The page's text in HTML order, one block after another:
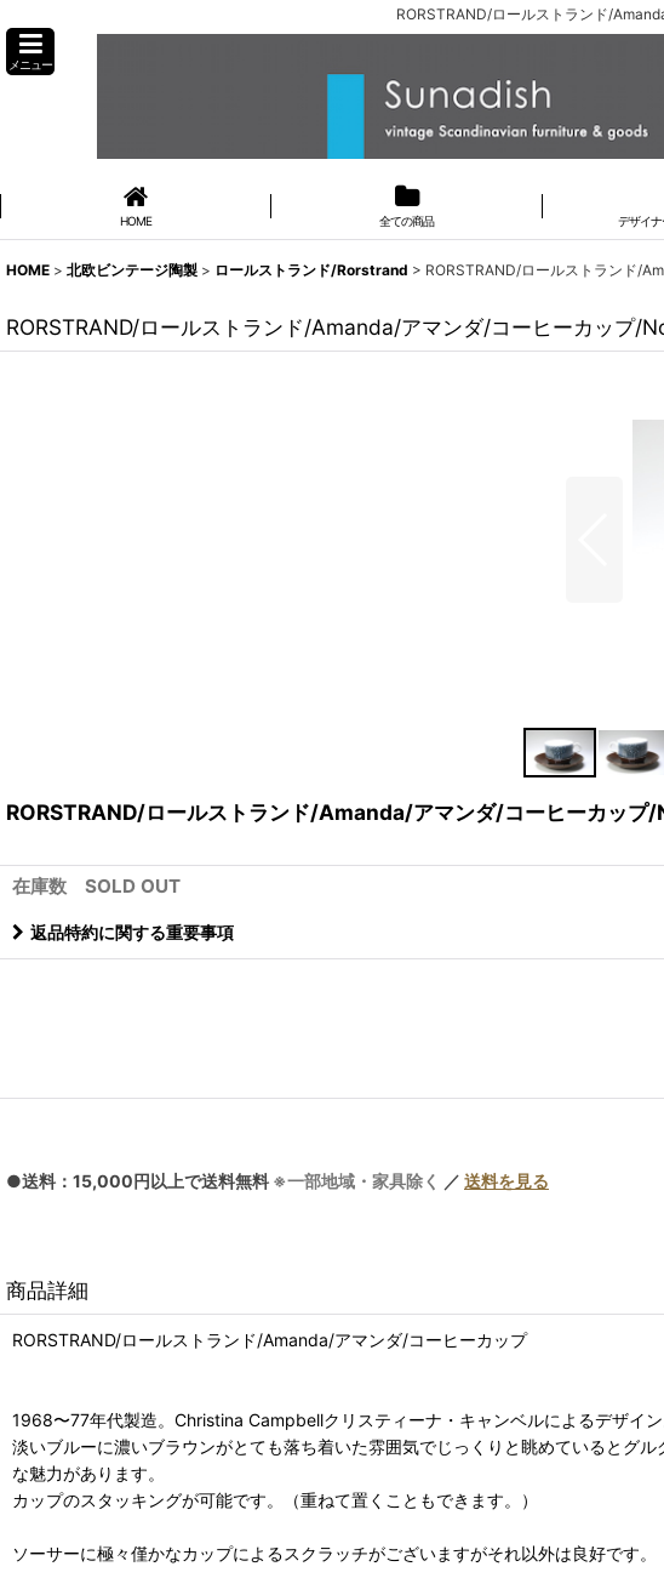
RORSTRAND/ロールストランド/
メニュー
HOME 全ての商品 デザイ
HOME > 北欧ビンテージ陶製 > ロールストランド/Rorstrand > RORSTRAND/ロールストランド/
RORSTRAND/ロールストランド/Amanda/アマンダ/コーヒーカップ/
RORSTRAND/ロールストランド/Amanda/アマンダ/コーヒーカップ/
在庫数 SOLD OUT
返品特約に関する重要事項
●送料：15,000円以上で送料無料 ※一部地域・家具除く ／ 送料を見る
商品詳細
RORSTRAND/ロールストランド/Amanda/アマンダ/コーヒーカップ
1968〜77年代製造。Christina Campbellクリスティーナ・キャンベルによるデザイン
淡いブルーに濃いブラウンがとても落ち着いた雰囲気でじっくりと眺めているとグ
な魅力があります。
カップのスタッキングが可能です。（重ねて置くこともできます。）
ソーサーに極々僅かなカップによるスクラッチがございますがそれ以外は良好です。